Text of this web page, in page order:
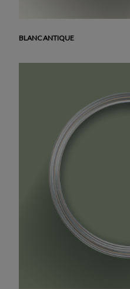
BLANC ANTIQUE